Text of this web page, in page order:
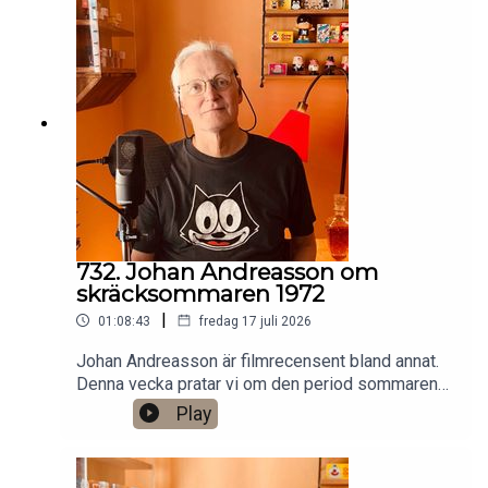
https://www.patreon.com/arkivsamtalFestar! Ny
turné med Simon Gärdenfors och Anton
Magnusson 2026.Jag har andra standupgig i bl.a.
Stockholm. Min film Serietecknaren finns nu på
VHS SF
Anytime!https://www.gardenfors.comSwish:
0760724728X: @gardenforsInstagram:
@gardenfors
732. Johan Andreasson om
skräcksommaren 1972
01:08:43 | fredag 17 juli 2026
Johan Andreasson är filmrecensent bland annat.
Denna vecka pratar vi om den period sommaren
1972 då SVT sände åtta klassiska svartvita
skräckfilmer från 1930-talet, som Dracula,
bonusavsnitt på 44 minuter för dig som donerar
Play